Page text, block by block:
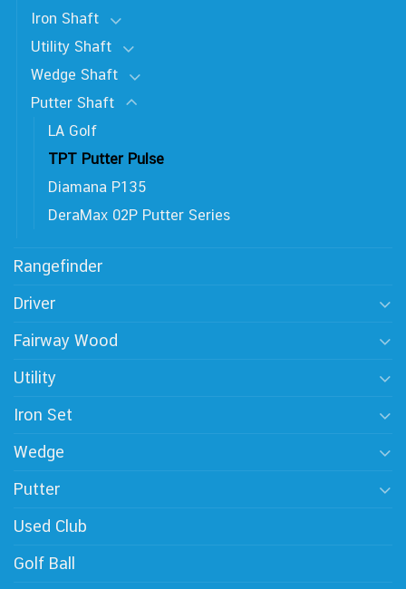
Iron Shaft
Utility Shaft
Wedge Shaft
Putter Shaft
LA Golf
TPT Putter Pulse
Diamana P135
DeraMax 02P Putter Series
Rangefinder
Driver
Fairway Wood
Utility
Iron Set
Wedge
Putter
Used Club
Golf Ball